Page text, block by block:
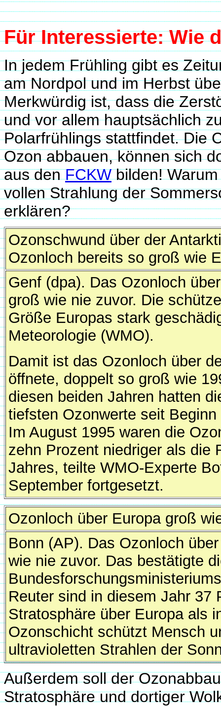
Für Interessierte: Wie
In jedem Frühling gibt es
am Nordpol und im Herbst
Merkwürdig ist, dass die
und vor allem hauptsächlich
Polarfrühlings stattfindet. Die
Ozon abbauen, können sich
aus denFCKWbilden!
vollen Strahlung der
erklären?
Ozonschwund über der
Ozonloch bereits so groß wie
Genf (dpa). Das Ozonloch
groß wie nie zuvor. Die
Größe Europas stark
Meteorologie (WMO).
Damit ist das Ozonloch über
öffnete, doppelt so groß wie
diesen beiden Jahren hatten
tiefsten Ozonwerte seit
Im August 1995 waren die
zehn Prozent niedriger als die
Jahres, teilte WMO-Experte
September fortgesetzt.
Ozonloch über Europa groß
Bonn (AP). Das Ozonloch
wie nie zuvor. Das bestätigte
Reuter sind in diesem Jahr 37
Stratosphäre über Europa als
Ozonschicht schützt Mensch
ultravioletten Strahlen der
Außerdem soll der
Stratosphäre und dortiger